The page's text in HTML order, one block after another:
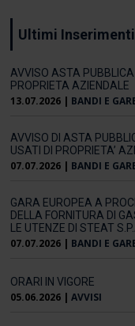
Ultimi Inserimenti
AVVISO ASTA PUBBLICA
PROPRIETA AZIENDALE
13.07.2026 | BANDI E
AVVISO DI ASTA
USATI DI PROPRIETA’
07.07.2026 | BANDI E
GARA EUROPEA A
DELLA FORNITURA DI
LE UTENZE DI STEAT
07.07.2026 | BANDI E
ORARI IN VIGORE
05.06.2026 |AVVISI